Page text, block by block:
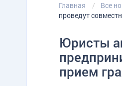
Главная Все
проведут
Юристы
прием